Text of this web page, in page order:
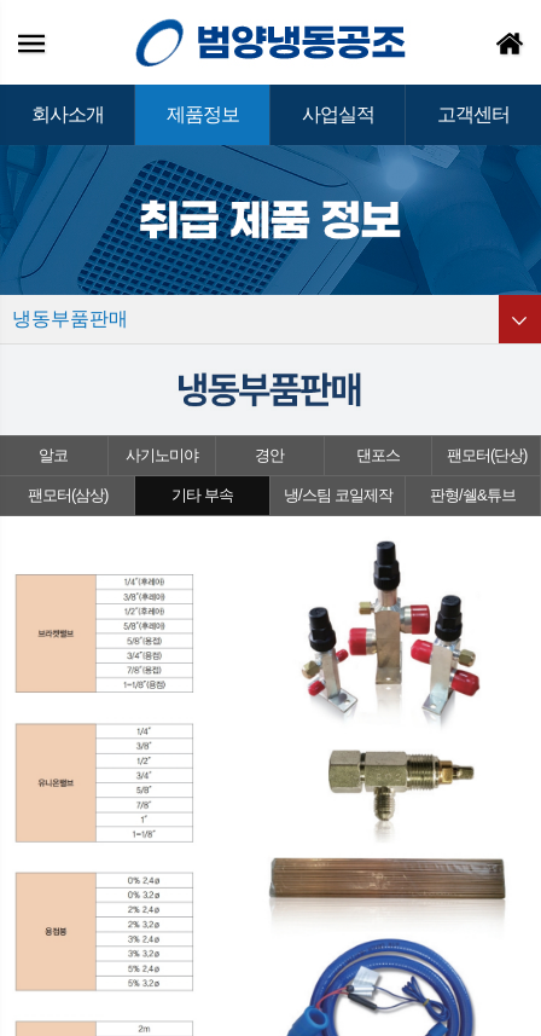
회사소개 제품정보 사업실적 고객센터
냉동부품판매
알코 사기노미야 경안 댄포스 팬모터(단상)
팬모터(삼상) 기타 부속 냉/스팀 코일제작 판형/쉘&튜브